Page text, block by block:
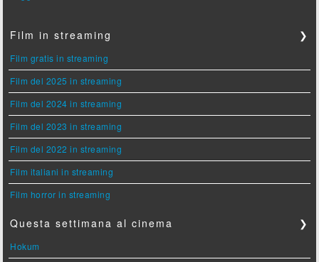
Film in streaming ❯
Film gratis in streaming
Film del 2025 in streaming
Film del 2024 in streaming
Film del 2023 in streaming
Film del 2022 in streaming
Film italiani in streaming
Film horror in streaming
Questa settimana al cinema ❯
Hokum